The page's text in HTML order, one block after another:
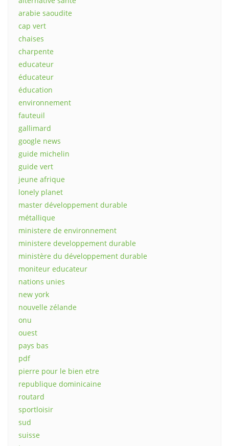
arabie saoudite
cap vert
chaises
charpente
educateur
éducateur
éducation
environnement
fauteuil
gallimard
google news
guide michelin
guide vert
jeune afrique
lonely planet
master développement durable
métallique
ministere de environnement
ministere developpement durable
ministère du développement durable
moniteur educateur
nations unies
new york
nouvelle zélande
onu
ouest
pays bas
pdf
pierre pour le bien etre
republique dominicaine
routard
sportloisir
sud
suisse